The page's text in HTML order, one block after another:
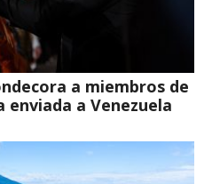
a miembros de
a Venezuela